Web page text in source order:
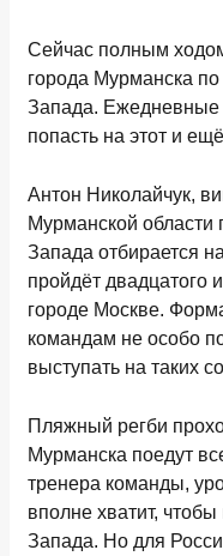
Сейчас полным
города Мурманска
Запада. Ежедневные
попасть на этот и
Антон Николайчук,
Мурманской области
Запада отбирается
пройдёт двадцатого
городе Москве.
командам не особо
выступать на таких
Пляжный регби
Мурманска поедут
тренера команды,
вполне хватит,
Запада. Но для